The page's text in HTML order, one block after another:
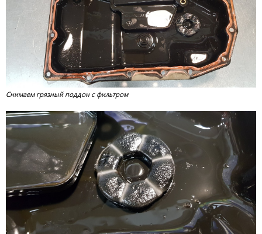
Снимаем грязный поддон с фильтром